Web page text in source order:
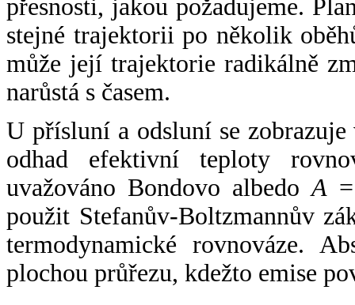
přesnosti, jakou požadujeme.
stejné trajektorii po několik
může její trajektorie radikálně
narůstá s časem.
U přísluní a odsluní se
odhad efektivní teploty
uvažováno Bondovo albedoA
použit Stefanův-Boltzmannův
termodynamické rovnováze.
plochou průřezu, kdežto emise